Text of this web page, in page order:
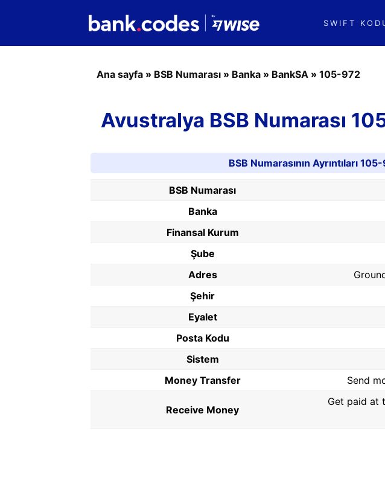
SWIFT
Ana sayfa » BSB Numarası » Banka » BankSA » 105-972
Avustralya BSB Numarası
BSB Numarasının Ayrıntıları
BSB Numarası
Banka
Finansal Kurum
Şube
Adres
Şehir
Eyalet
Posta Kodu
Sistem
Money Transfer
Send
Receive Money
Get paid at